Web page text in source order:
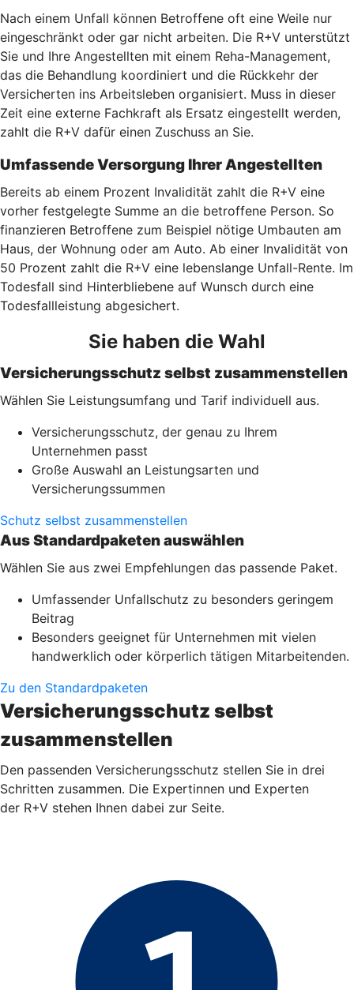
Nach einem Unfall können Betroffene oft eine Weile nur
eingeschränkt oder gar nicht arbeiten. Die R+V unterstützt
Sie und Ihre Angestellten mit einem Reha-Management,
das die Behandlung koordiniert und die Rückkehr der
Versicherten ins Arbeitsleben organisiert. Muss in dieser
Zeit eine externe Fachkraft als Ersatz eingestellt werden,
zahlt die R+V dafür einen Zuschuss an Sie.
Umfassende Versorgung Ihrer Angestellten
Bereits ab einem Prozent Invalidität zahlt die R+V eine
vorher festgelegte Summe an die betroffene Person. So
finanzieren Betroffene zum Beispiel nötige Umbauten am
Haus, der Wohnung oder am Auto. Ab einer Invalidität von
50 Prozent zahlt die R+V eine lebenslange Unfall-Rente. Im
Todesfall sind Hinterbliebene auf Wunsch durch eine
Todesfallleistung abgesichert.
Sie haben die Wahl
Versicherungsschutz selbst zusammenstellen
Wählen Sie Leistungsumfang und Tarif individuell aus.
Versicherungsschutz, der genau zu Ihrem
Unternehmen passt
Große Auswahl an Leistungsarten und
Versicherungssummen
Schutz selbst zusammenstellen
Aus Standardpaketen auswählen
Wählen Sie aus zwei Empfehlungen das passende Paket.
Umfassender Unfallschutz zu besonders geringem
Beitrag
Besonders geeignet für Unternehmen mit vielen
handwerklich oder körperlich tätigen Mitarbeitenden.
Zu den Standardpaketen
Versicherungsschutz selbst
zusammenstellen
Den passenden Versicherungsschutz stellen Sie in drei
Schritten zusammen. Die Expertinnen und Experten
der R+V stehen Ihnen dabei zur Seite.